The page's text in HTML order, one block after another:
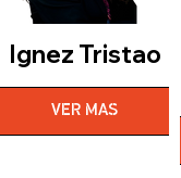
Ignez Tristao
VER MAS